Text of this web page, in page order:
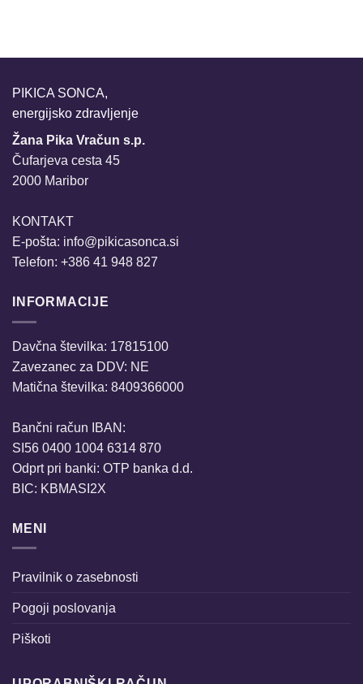
PIKICA SONCA,
energijsko zdravljenje
Žana Pika Vračun s.p.
Čufarjeva cesta 45
2000 Maribor
KONTAKT
E-pošta: info@pikicasonca.si
Telefon: +386 41 948 827
INFORMACIJE
Davčna številka: 17815100
Zavezanec za DDV: NE
Matična številka: 8409366000
Bančni račun IBAN:
SI56 0400 1004 6314 870
Odprt pri banki: OTP banka d.d.
BIC: KBMASI2X
MENI
Pravilnik o zasebnosti
Pogoji poslovanja
Piškoti